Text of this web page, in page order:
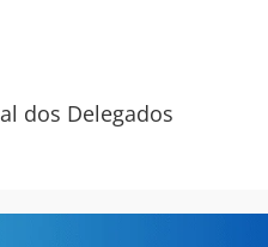
dos Delegados